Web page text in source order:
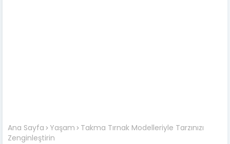
Ana Sayfa Yaşam
Takma Tırnak Modelleriyle Tarzınızı
Zenginleştirin